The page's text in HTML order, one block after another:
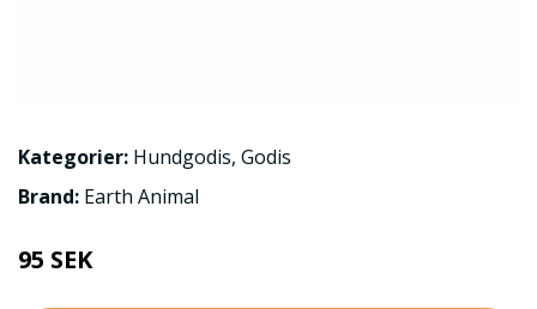
Kategorier: Hundgodis, Godis
Brand: Earth Animal
95 SEK